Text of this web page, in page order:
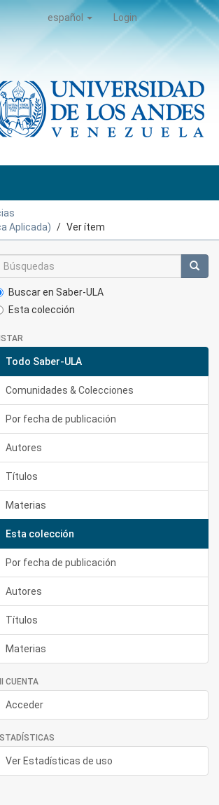
español Login
Aplicada) Ver ítem
Buscar en Saber-ULA
Esta colección
Todo Saber-ULA
Comunidades & Colecciones
Por fecha de publicación
Autores
Títulos
Materias
Esta colección
Por fecha de publicación
Autores
Títulos
Materias
CUENTA
Acceder
Ver Estadísticas de uso